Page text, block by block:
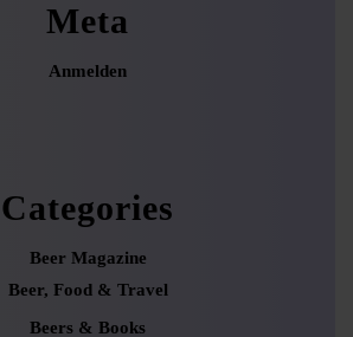
Meta
Anmelden
Categories
Beer Magazine
Beer, Food & Travel
Beers & Books